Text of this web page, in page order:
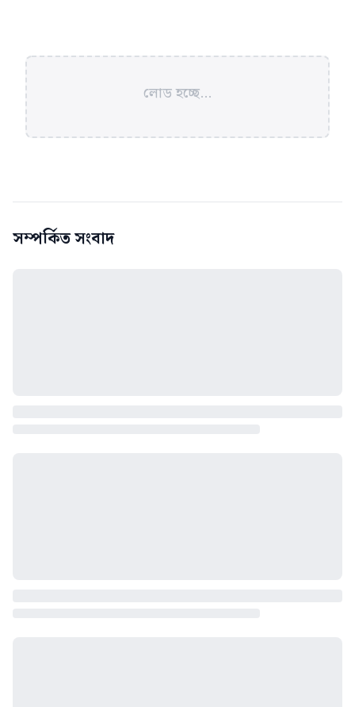
লোড হচ্ছে...
সম্পর্কিত সংবাদ